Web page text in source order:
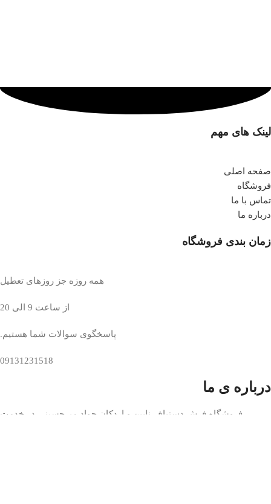
لینک های مهم
صفحه اصلی
فروشگاه
تماس با ما
درباره ما
زمان بندی فروشگاه
همه روزه جز روزهای تعطیل
از ساعت 9 الی 20
پاسخگوی سوالات شما هستیم.
09131231518
درباره ی ما
فروشگاه فرش دستباف نایین و اردکان جواد میرحسینی در خدمت